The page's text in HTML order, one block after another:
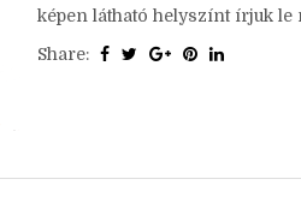
nem szoktam felrakni, de ez
sikerült, és nagyon élveztem
megmutatom Nektek is. :D A